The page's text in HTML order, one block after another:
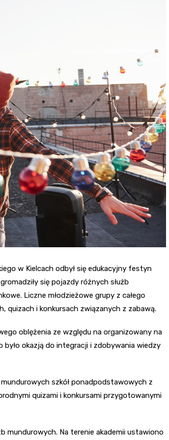
w Kielcach odbył się edukacyjny festyn
się pojazdy różnych służb
Liczne młodzieżowe grupy z całego
quizach i konkursach związanych z zabawą.
oblężenia ze względu na organizowany na
było okazją do integracji i zdobywania wiedzy
szkół ponadpodstawowych z
quizami i konkursami przygotowanymi
mundurowych. Na terenie akademii ustawiono